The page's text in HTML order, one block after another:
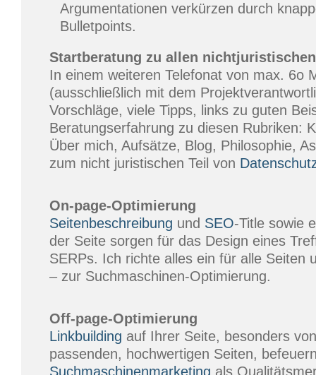
Argumentationen verkürzen durch
Bulletpoints.
Startberatung zu allen
In einem weiteren Telefonat von max. 6o
(ausschließlich mit dem
Vorschläge, viele Tipps, links zu guten
Beratungserfahrung zu diesen Rubriken:
Über mich, Aufsätze, Blog, Philosophie,
zum nicht juristischen Teil von
On-page-Optimierung
Seitenbeschreibung und SEO-Title sowie
der Seite sorgen für das Design eines
SERPs. Ich richte alles ein für alle Seiten
– zur Suchmaschinen-Optimierung.
Off-page-Optimierung
Linkbuilding auf Ihrer Seite, besonders
passenden, hochwertigen Seiten,
Suchmaschinenmarketing als